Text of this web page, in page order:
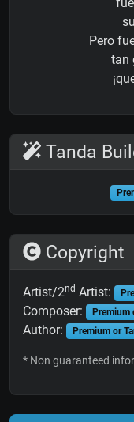
Pero
tan
Tanda
Copyright
Artist/2nd Artist:
Composer: Premium
Author: Premium or
* Non guaranteed